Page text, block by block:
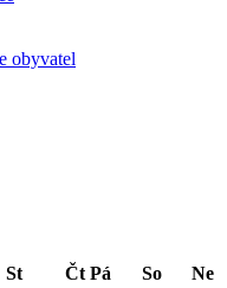
obyvatel
St Čt Pá So Ne